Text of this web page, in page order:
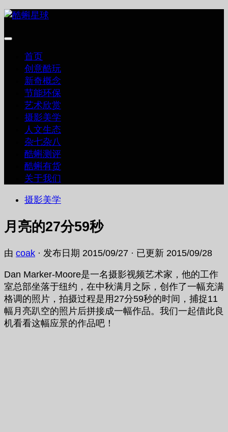
跳
内
首页
创意酷玩
新奇概念
节能环保
艺术欣赏
摄影美学
人文生态
杂七杂八
酷蝌测评
酷蝌有货
关于我们
摄影美学
月亮的27分59秒
由 coak · 发布日期 2015/09/27 · 已更新 2015/09/28
Dan Marker-Moore是一名摄影视频艺术家，他的工作
室总部坐落于纽约，在中秋满月之际，创作了一幅充满
格调的照片，拍摄过程是用27分59秒的时间，捕捉11
幅月亮趴空的照片后拼接成一幅作品。我们一起借此良
机看看这幅应景的作品吧！